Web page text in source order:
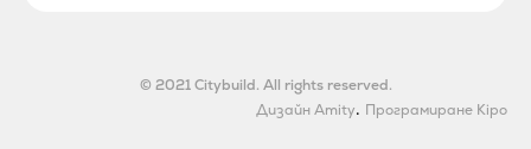
© 2021 Citybuild. All rights reserved.
Дизайн Amity. Програмиране Kipo